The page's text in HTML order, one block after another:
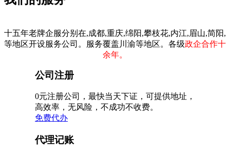
十五年老牌企服分别在,成都,重庆,绵阳,攀枝花,内江,眉山,简阳,
等地区开设服务公司。服务覆盖川渝等地区。各级政企合作十
余年。
公司注册
0元注册公司，最快当天下证，可提供地址，
高效率，无风险，不成功不收费。
免费代办
代理记账